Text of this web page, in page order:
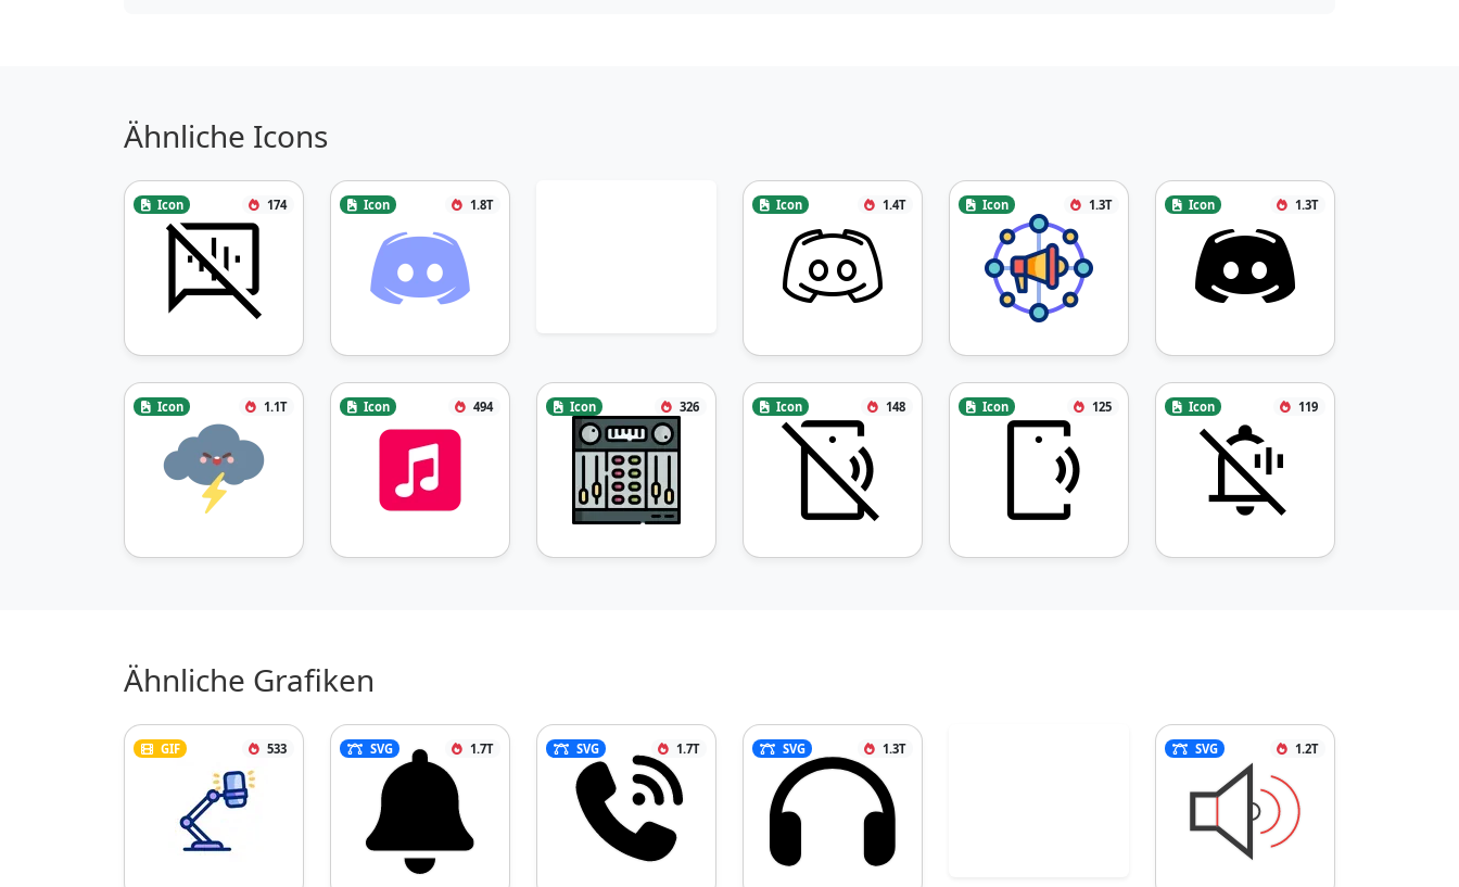
Ähnliche Icons
Icon 174 Icon 1.8T Icon 1.4T Icon 1.3T Icon 1.3T
Icon 1.1T Icon 494 Icon 326 Icon 148 Icon 125 Icon 119
Ähnliche Grafiken
GIF 533 SVG 1.7T SVG 1.7T SVG 1.3T SVG 1.2T